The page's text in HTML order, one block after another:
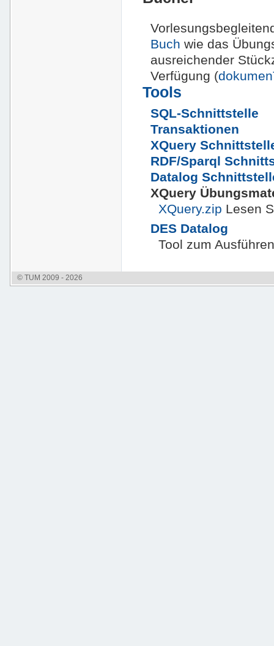
Buch wie das
ausreichender
Verfügung (
Tools
SQL-Schnittstelle
Transaktionen
XQuery
RDF/Sparql
Datalog
XQuery
XQuery.zip Lesen
DES Datalog
Tool zum
© TUM 2009 - 2026